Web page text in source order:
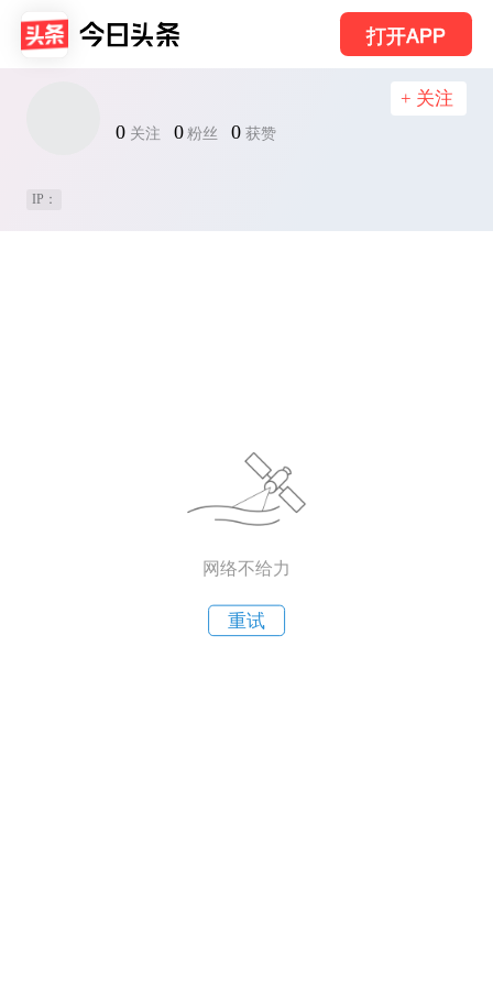
打开APP
0 关注 0 粉丝 0 获赞
+ 关注
IP：
网络不给力
重试